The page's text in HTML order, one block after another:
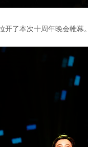
了本次十周年晚会帷幕。